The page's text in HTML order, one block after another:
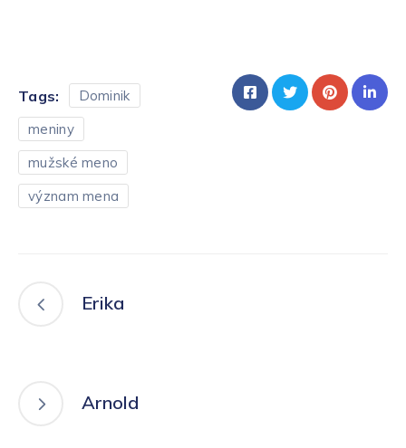
Tags:
Dominik
meniny
mužské meno
význam mena
Erika
Arnold